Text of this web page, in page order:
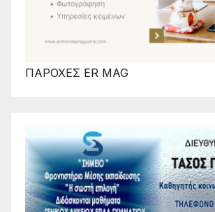
ΠΑΡΟΧΕΣ ER MAG